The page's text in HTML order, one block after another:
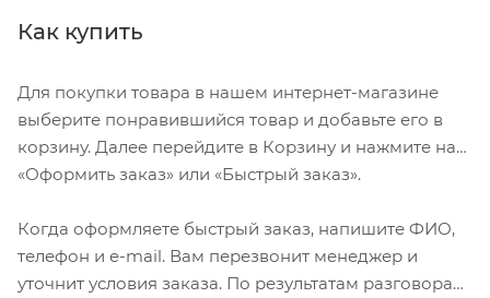
Как купить
Для покупки товара в нашем интернет-магазине
выберите понравившийся товар и добавьте его в
корзину. Далее перейдите в Корзину и нажмите на
«Оформить заказ» или «Быстрый заказ».
Когда оформляете быстрый заказ, напишите ФИО,
телефон и e-mail. Вам перезвонит менеджер и
уточнит условия заказа. По результатам разговора